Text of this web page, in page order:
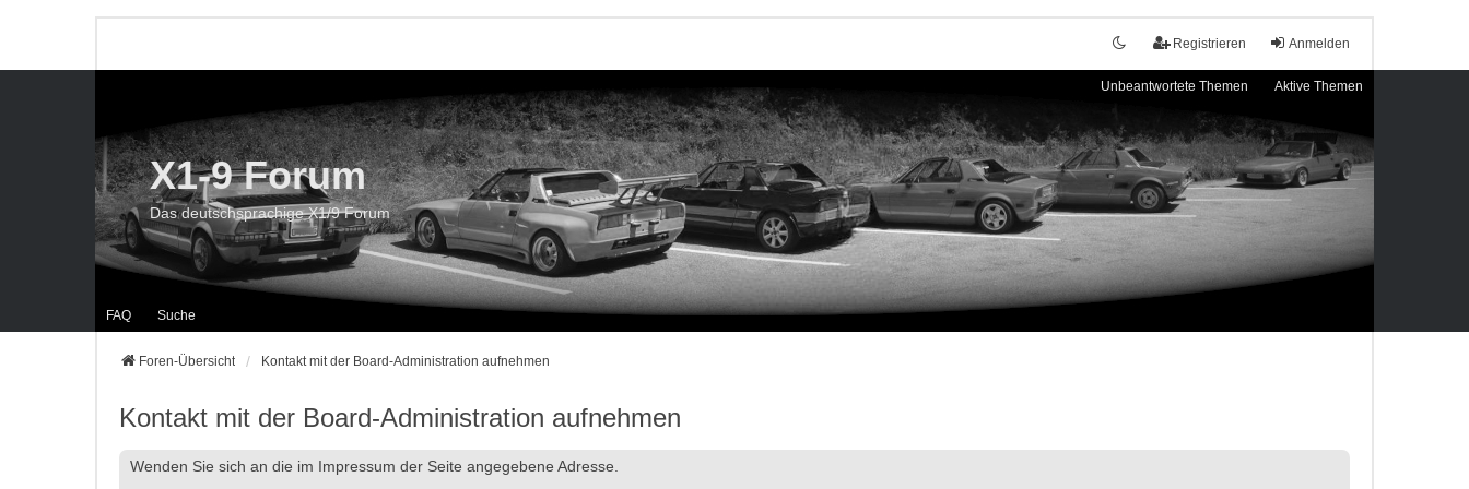
Anmelden
Registrieren
Unbeantwortete Themen Aktive Themen
FAQ Suche
X1-9 Forum
Das deutschsprachige X1/9 Forum
Foren-Übersicht Kontakt mit der Board-Administration aufnehmen
Kontakt mit der Board-Administration aufnehmen
Wenden Sie sich an die im Impressum der Seite angegebene Adresse.